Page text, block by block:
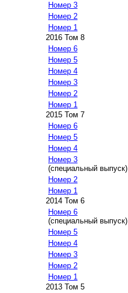
Номер 3
Номер 2
Номер 1
2016 Том 8
Номер 6
Номер 5
Номер 4
Номер 3
Номер 2
Номер 1
2015 Том 7
Номер 6
Номер 5
Номер 4
Номер 3
(специальный выпуск)
Номер 2
Номер 1
2014 Том 6
Номер 6
(специальный выпуск)
Номер 5
Номер 4
Номер 3
Номер 2
Номер 1
2013 Том 5